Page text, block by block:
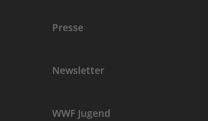
Presse
Newsletter
WWF Jugend